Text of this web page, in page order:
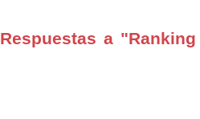
Respuestas a